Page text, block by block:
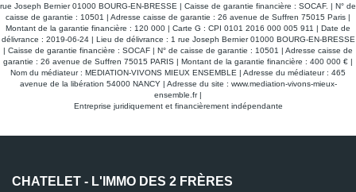
rue Joseph Bernier 01000 BOURG-EN-BRESSE | Caisse de garantie financière : SOCAF. | N° de
caisse de garantie : 10501 | Adresse caisse de garantie : 26 avenue de Suffren 75015 Paris |
Montant de la garantie financière : 120 000 | Carte G : CPI 0101 2016 000 005 911 | Date de
délivrance : 2019-06-24 | Lieu de délivrance : 1 rue Joseph Bernier 01000 BOURG-EN-BRESSE
| Caisse de garantie financière : SOCAF | N° de caisse de garantie : 10501 | Adresse caisse de
garantie : 26 avenue de Suffren 75015 PARIS | Montant de la garantie financière : 400 000 € |
Nom du médiateur : MEDIATION-VIVONS MIEUX ENSEMBLE | Adresse du médiateur : 465
avenue de la libération 54000 NANCY | Adresse du site : www.mediation-vivons-mieux-
ensemble.fr|
Entreprise juridiquement et financièrement indépendante
CHATELET - L'IMMO DES 2 FRÈRES